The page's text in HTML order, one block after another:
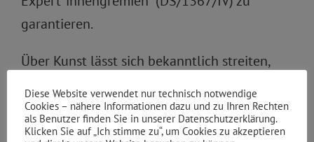
garantieren.
Über Kunst lässt sich bekanntlich streiten,
Anliegen gerecht wird, obliegt in erster Linie
der persönlichen Betrachtung. Doch Kunst
Diese Website verwendet nur technisch notwendige
Cookies – nähere Informationen dazu und zu Ihren Rechten
als Benutzer finden Sie in unserer Datenschutzerklärung.
Klicken Sie auf „Ich stimme zu“, um Cookies zu akzeptieren